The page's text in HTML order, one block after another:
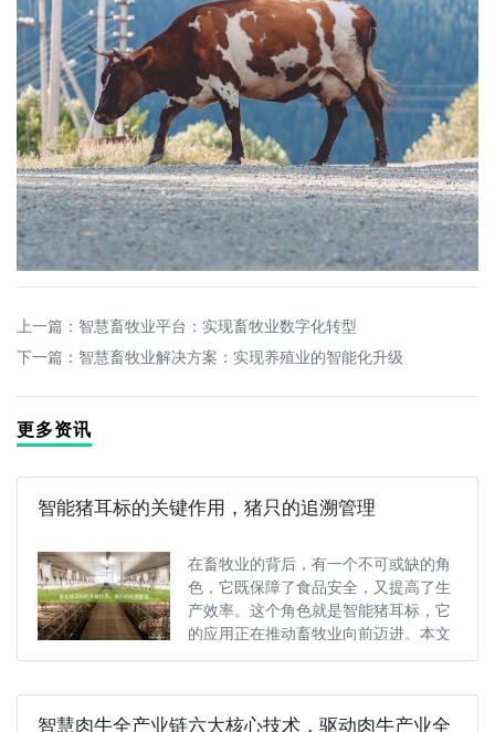
上一篇： 智慧畜牧业平台：实现畜牧业数字化转型
下一篇： 智慧畜牧业解决方案：实现养殖业的智能化升级
更多资讯
智能猪耳标的关键作用，猪只的追溯管理
在畜牧业的背后，有一个不可或缺的角
色，它既保障了食品安全，又提高了生
产效率。这个角色就是智能猪耳标，它
的应用正在推动畜牧业向前迈进。本文
将···
智慧肉牛全产业链六大核心技术，驱动肉牛产业全